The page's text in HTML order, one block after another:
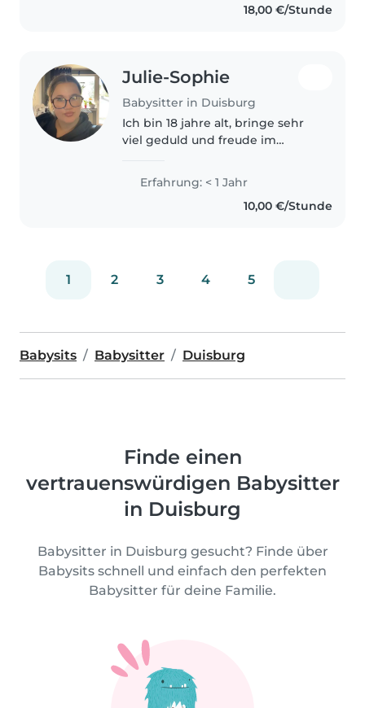
18,00 €/Stunde
Julie-Sophie
Babysitter in Duisburg
Ich bin 18 jahre alt, bringe sehr
viel geduld und freude im
Alters mit. Ich bin angehende
Pflegefachkraft und habe auch
Erfahrung: < 1 Jahr
10,00 €/Stunde
1 2 3 4 5
Babysits Babysitter Duisburg
Finde einen
vertrauenswürdigen Babysitter
in Duisburg
Babysitter in Duisburg gesucht? Finde über
Babysits schnell und einfach den perfekten
Babysitter für deine Familie.